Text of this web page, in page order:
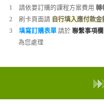
1 請依要訂購的課程方案費用 轉
2 刷卡頁面請 自行填入應付款金
3
填寫訂購表單 請於 聯繫事項欄
為您處理